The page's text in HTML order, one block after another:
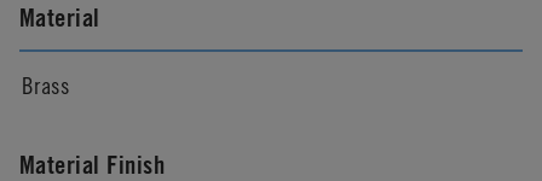
Material
Brass
Material Finish